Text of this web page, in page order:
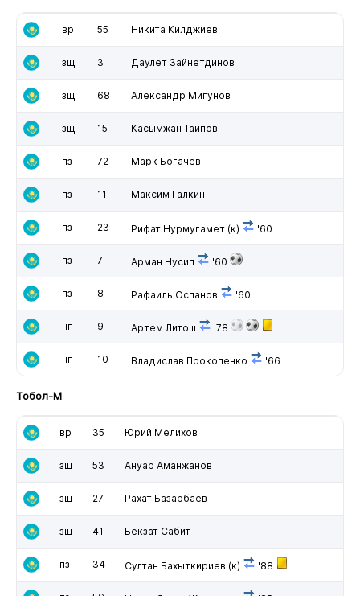
вр 55 Никита Килджиев
зщ 3 Даулет Зайнетдинов
зщ 68 Александр Мигунов
зщ 15 Касымжан Таипов
пз 72 Марк Богачев
пз 11 Максим Галкин
пз 23 Рифат Нурмугамет(к) '60
пз 7 Арман Нусип '60
пз 8 Рафаиль Оспанов '60
нп 9 Артем Литош '78
нп 10 Владислав Прокопенко '66
Тобол-М
вр 35 Юрий Мелихов
зщ 53 Ануар Аманжанов
зщ 27 Рахат Базарбаев
зщ 41 Бекзат Сабит
пз 34 Султан Бахыткириев (к) '88